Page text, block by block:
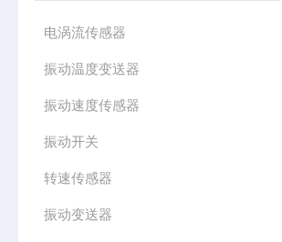
电涡流传感器
振动温度变送器
振动速度传感器
振动开关
转速传感器
振动变送器